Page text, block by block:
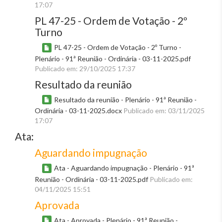
17:07
PL 47-25 - Ordem de Votação - 2º
Turno
PL 47-25 - Ordem de Votação - 2º Turno -
Plenário - 91ª Reunião - Ordinária - 03-11-2025.pdf
Publicado em: 29/10/2025 17:37
Resultado da reunião
Resultado da reunião - Plenário - 91ª Reunião -
Ordinária - 03-11-2025.docx Publicado em: 03/11/2025
17:07
Ata:
Aguardando impugnação
Ata - Aguardando impugnação - Plenário - 91ª
Reunião - Ordinária - 03-11-2025.pdf Publicado em:
04/11/2025 15:51
Aprovada
Ata - Aprovada - Plenário - 91ª Reunião -